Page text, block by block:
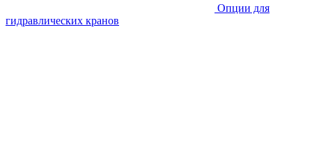
Опции для
гидравлических кранов